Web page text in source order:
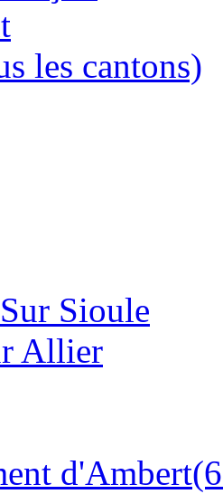
les cantons)
Sioule
Allier